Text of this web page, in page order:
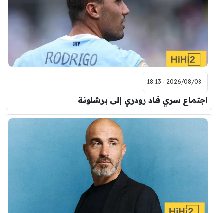
2026/08/08 - 18:13
اجتماع سري قاد رودري إلى برشلونة